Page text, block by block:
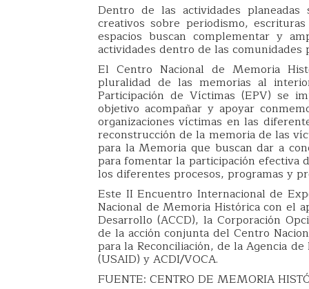
Dentro de las actividades
creativos sobre periodismo,
espacios buscan complementar y
actividades dentro de las comunidades
El Centro Nacional de Memoria
pluralidad de las memorias al
Participación de Víctimas (EPV) se
objetivo acompañar y apoyar
organizaciones víctimas en las
reconstrucción de la memoria de las
para la Memoria que buscan dar a
para fomentar la participación efectiva
los diferentes procesos, programas y
Este II Encuentro Internacional de
Nacional de Memoria Histórica con el
Desarrollo (ACCD), la Corporación
de la acción conjunta del Centro
para la Reconciliación, de la Agencia
(USAID) y ACDI/VOCA.
FUENTE: CENTRO DE MEMORIA